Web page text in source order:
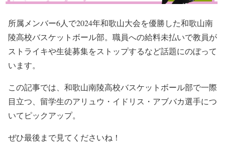
所属メンバー6人で2024年和歌山大会を優勝した和歌山南
陵高校バスケットボール部。職員への給料未払いで教員が
ストライキや生徒募集をストップするなど話題にのぼって
います。
この記事では、和歌山南陵高校バスケットボール部で一際
目立つ、留学生のアリュウ・イドリス・アブバカ選手につ
いてピックアップ。
ぜひ最後まで見てくださいね！